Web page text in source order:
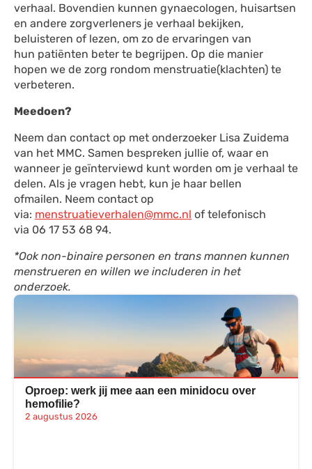
verhaal. Bovendien kunnen gynaecologen, huisartsen
en andere zorgverleners je verhaal bekijken,
beluisteren of lezen, om zo de ervaringen van
hun patiënten beter te begrijpen. Op die manier
hopen we de zorg rondom menstruatie(klachten) te
verbeteren.
Meedoen?
Neem dan contact op met onderzoeker Lisa Zuidema
van het MMC. Samen bespreken jullie of, waar en
wanneer je geïnterviewd kunt worden om je verhaal te
delen. Als je vragen hebt, kun je haar bellen
ofmailen. Neem contact op
via: menstruatieverhalen@mmc.nl of telefonisch
via 06 17 53 68 94.
*Ook non-binaire personen en trans mannen kunnen
menstrueren en willen we includeren in het
onderzoek.
Oproep: werk jij mee aan een minidocu over
hemofilie?
2 augustus 2026